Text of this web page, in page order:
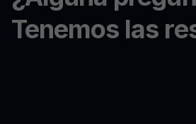
Tenemos las